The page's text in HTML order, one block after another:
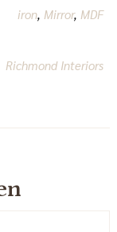
iron, Mirror, MDF
Richmond Interiors